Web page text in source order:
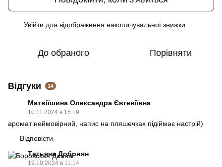
Увійти для відображення накопичувальної знижки
До обраного Порівняти
Відгуки 14
Матвіїшина Олександра Євгеніївна
10.11.2024 в 15:19
аромат неймовірний, напис на пляшечках підіймає настрій)
Відповісти
Татьяна Добриян
19.10.2024 в 11:14